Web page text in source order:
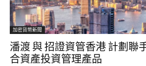
加密貨幣新聞
潘渡 與 招證資管香港 計劃聯
合資產投資管理產品